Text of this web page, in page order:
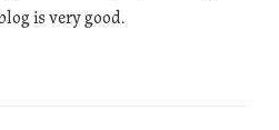
is very good.